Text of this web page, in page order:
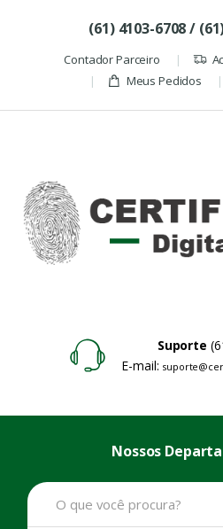
(61) 4103-6708 /
Contador Parceiro
Meus Pedidos
Suporte
E-mail:
Nossos
B
u